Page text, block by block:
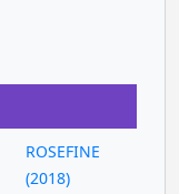
ROSEFINE
(2018)